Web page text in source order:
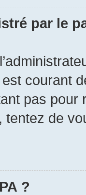
par le
courant
pas pour
tentez de
?